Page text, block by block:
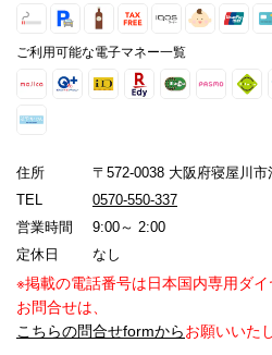
ご利用可能な電子マネー一覧
住所
〒572-0038 大阪府寝屋川市
TEL
0570-550-337
営業時間
9:00～ 2:00
定休日
なし
※掲載の電話番号は日本国内専用ダ
お問合せは、
こちらの問合せformからお願いいた